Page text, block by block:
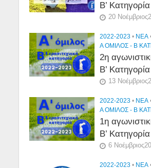
Β’
20
2022-2023 • NEA
Α ΟΜΙΛΟΣ - Β
2η
Β’
13
2022-2023 • NEA
Α ΟΜΙΛΟΣ - Β
1η
Β’
6
2022-2023 • NEA